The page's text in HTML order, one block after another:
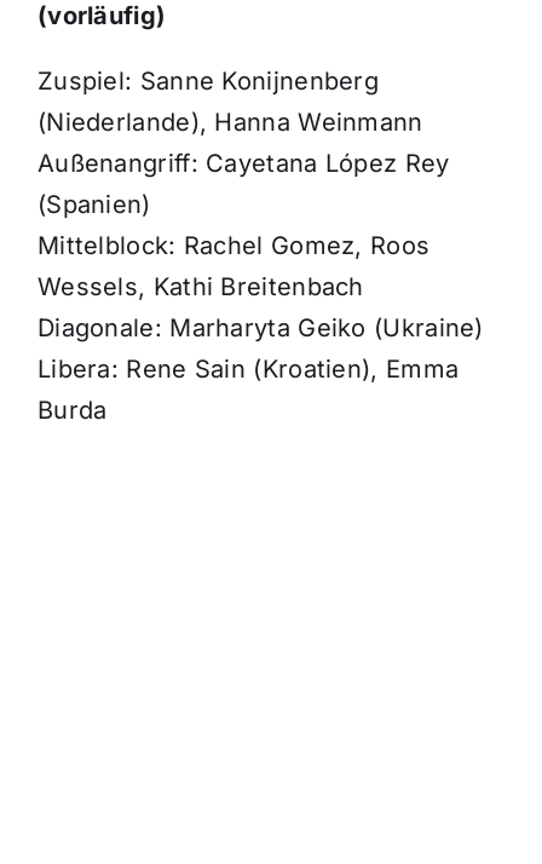
(vorläufig)
Zuspiel: Sanne Konijnenberg
(Niederlande), Hanna Weinmann
Außenangriff: Cayetana López Rey
(Spanien)
Mittelblock: Rachel Gomez, Roos
Wessels, Kathi Breitenbach
Diagonale: Marharyta Geiko (Ukraine)
Libera: Rene Sain (Kroatien), Emma
Burda